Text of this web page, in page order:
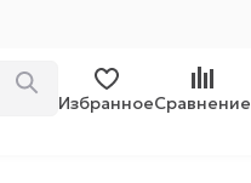
ИзбранноеСравнение